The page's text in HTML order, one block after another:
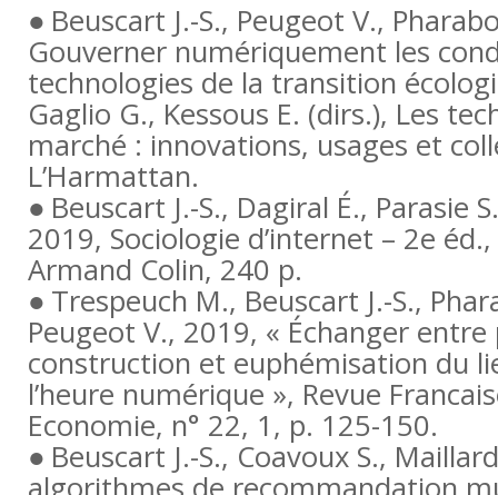
Beuscart J.-S., Peugeot V.,
Gouverner numériquement les
technologies de la transition
Gaglio G., Kessous E. (dirs.), Les
marché : innovations, usages et
L’Harmattan.
Beuscart J.-S., Dagiral É., Parasie
2019, Sociologie d’internet – 2e éd.
Armand Colin, 240 p.
Trespeuch M., Beuscart J.-S.,
Peugeot V., 2019, « Échanger
construction et euphémisation du
l’heure numérique », Revue
Economie, n° 22, 1, p. 125-150.
Beuscart J.-S., Coavoux S.,